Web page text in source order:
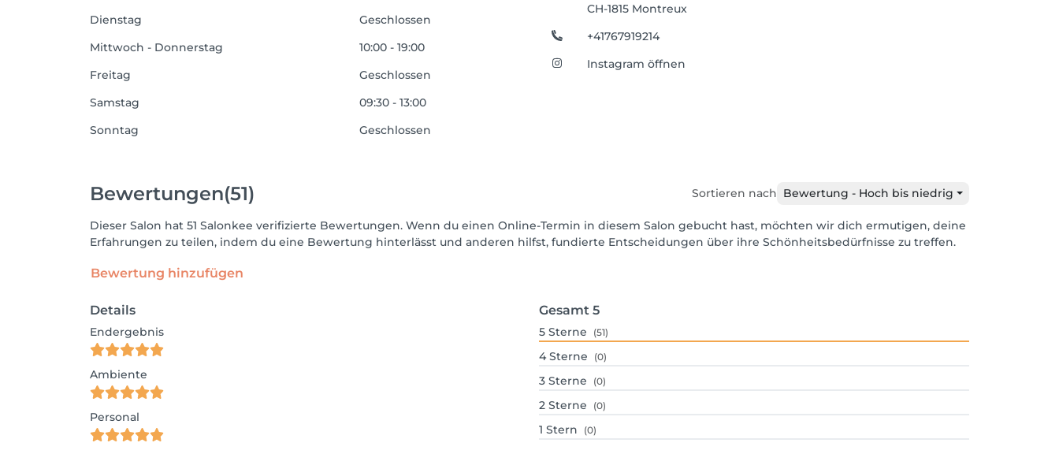
Dienstag
Geschlossen
Mittwoch - Donnerstag
10:00 - 19:00
Freitag
Geschlossen
Samstag
09:30 - 13:00
Sonntag
Geschlossen
CH-1815 Montreux
+41767919214
Instagram öffnen
Bewertungen(51) Sortieren nach Bewertung - Hoch bis niedrig
Dieser Salon hat 51 Salonkee verifizierte Bewertungen. Wenn du einen Online-Termin in diesem Salon gebucht hast, möchten wir dich ermutigen, deine
Erfahrungen zu teilen, indem du eine Bewertung hinterlässt und anderen hilfst, fundierte Entscheidungen über ihre Schönheitsbedürfnisse zu treffen.
Bewertung hinzufügen
Details
Endergebnis
Ambiente
Personal
Gesamt 5
5 Sterne (51)
4 Sterne (0)
3 Sterne (0)
2 Sterne (0)
1 Stern (0)